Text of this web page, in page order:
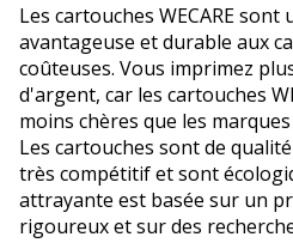
Les cartouches WECARE
avantageuse et durable aux
coûteuses. Vous imprimez
d'argent, car les cartouches
moins chères que les
Les cartouches sont de
très compétitif et sont
attrayante est basée sur un
rigoureux et sur des